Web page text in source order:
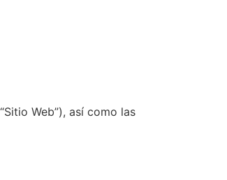
Web”), así como las